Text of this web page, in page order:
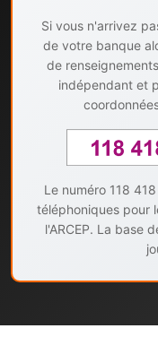
Si vous n'arrivez
de votre banque
de
indépendant et
Le numéro 118
téléphoniques pour
l'ARCEP. La base